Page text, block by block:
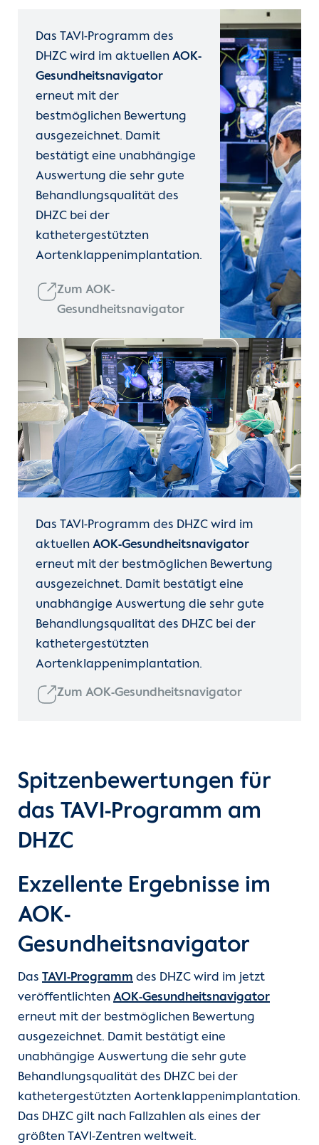
Das TAVI-Programm des
DHZC wird im aktuellen AOK-
Gesundheitsnavigator
erneut mit der
bestmöglichen Bewertung
ausgezeichnet. Damit
bestätigt eine unabhängige
Auswertung die sehr gute
Behandlungsqualität des
DHZC bei der
kathetergestützten
Aortenklappenimplantation.
Zum AOK-
Gesundheitsnavigator
Das TAVI-Programm des DHZC wird im
aktuellen AOK-Gesundheitsnavigator
erneut mit der bestmöglichen Bewertung
ausgezeichnet. Damit bestätigt eine
unabhängige Auswertung die sehr gute
Behandlungsqualität des DHZC bei der
kathetergestützten
Aortenklappenimplantation.
Zum AOK-Gesundheitsnavigator
Spitzenbewertungen für
das TAVI-Programm am
DHZC
Exzellente Ergebnisse im
AOK-
Gesundheitsnavigator
Das TAVI-Programm des DHZC wird im jetzt
veröffentlichten AOK-Gesundheitsnavigator
erneut mit der bestmöglichen Bewertung
ausgezeichnet. Damit bestätigt eine
unabhängige Auswertung die sehr gute
Behandlungsqualität des DHZC bei der
kathetergestützten Aortenklappenimplantation.
Das DHZC gilt nach Fallzahlen als eines der
größten TAVI-Zentren weltweit.